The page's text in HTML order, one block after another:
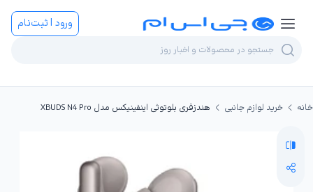
ورود | ثبت‌نام
خانه خرید لوازم جانبی هندزفری بلوتوثی اینفینیکس مدل XBUDS N4 Pro